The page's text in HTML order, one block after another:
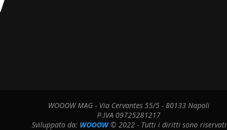
WOOOW MAG - Via Cervantes 55/5 - 80133 Napoli
P.IVA 09725281217
Sviluppato da: WOOOW© 2022 - Tutti i diritti sono riservati